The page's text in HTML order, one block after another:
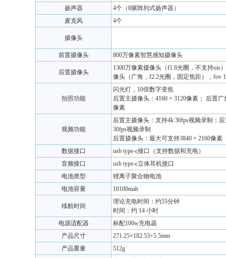
扬声器
4个（8驱阵列式扬声器）
麦克风
4个
摄像头
前置摄像头 800万像素智慧感知摄像头
后置摄像头
1300万像素摄像头（f1.8光圈，不支持ois
像头（广角，f2.2光圈，固定焦距），fov
拍照功能
闪光灯，10倍数字变焦
后置主摄像头：4160 × 3120像素； 后置广
像素
视频功能
后置主摄像头：支持4k 30fps视频录制；
30fps视频录制
后置摄像头：最大可支持3840 × 2160像素
数据接口
usb type-c接口（支持数据和充电）
音频接口
usb type-c立体耳机接口
电池类型
锂离子聚合物电池
电池容量
10100mah
续航时间
理论充电时间：约55分钟
时间：约 14 小时
电源适配器
标配100w充电器
产品尺寸
271.25×182.53×5.5mm
产品重量
512g